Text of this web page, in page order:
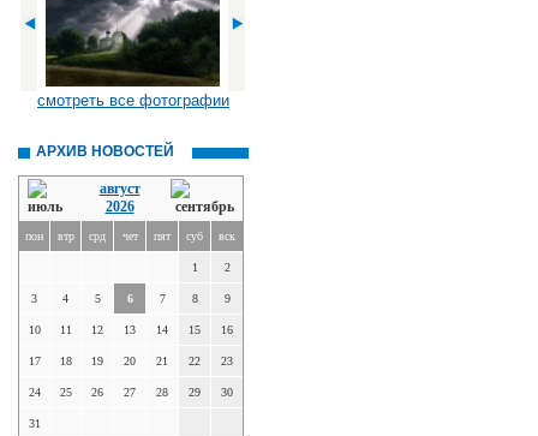
смотреть все фотографии
АРХИВ НОВОСТЕЙ
август
2026
пон втр срд чет пят суб вск
1 2
3 4 5 6 7 8 9
10 11 12 13 14 15 16
17 18 19 20 21 22 23
24 25 26 27 28 29 30
31